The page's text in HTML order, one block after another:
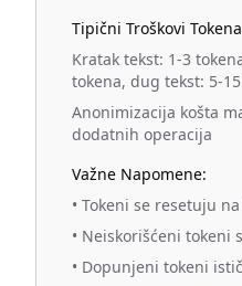
Tipični Troškovi
Kratak tekst: 1-3
tokena, dug tekst: 5-
Anonimizacija košta
dodatnih operacija
Važne Napomene:
• Tokeni se resetuju
• Neiskorišćeni tokeni
• Dopunjeni tokeni